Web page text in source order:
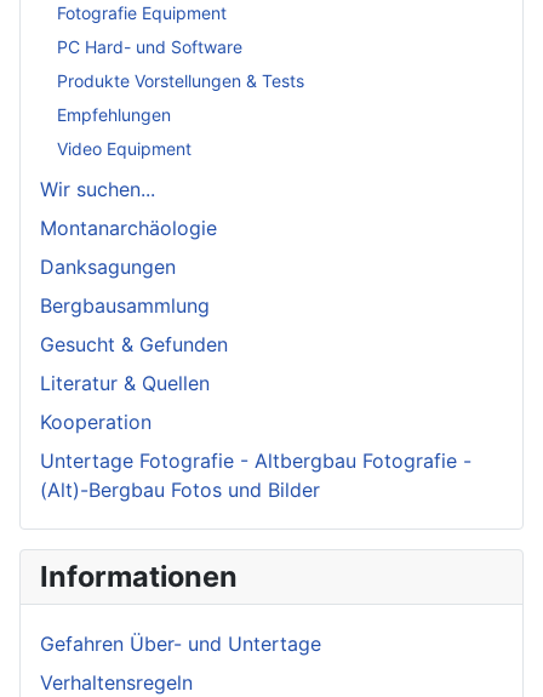
Fotografie Equipment
PC Hard- und Software
Produkte Vorstellungen & Tests
Empfehlungen
Video Equipment
Wir suchen...
Montanarchäologie
Danksagungen
Bergbausammlung
Gesucht & Gefunden
Literatur & Quellen
Kooperation
Untertage Fotografie - Altbergbau Fotografie -
(Alt)-Bergbau Fotos und Bilder
Informationen
Gefahren Über- und Untertage
Verhaltensregeln